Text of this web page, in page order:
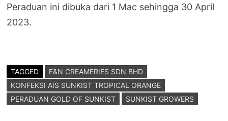
Peraduan ini dibuka dari 1 Mac sehingga 30 April
2023.
TAGGED
F&N CREAMERIES SDN BHD
KONFEKSI AIS SUNKIST TROPICAL ORANGE
PERADUAN GOLD OF SUNKIST
SUNKIST GROWERS